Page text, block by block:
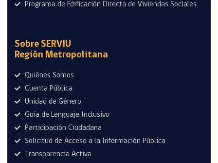
Programa de Edificación Directa de Viviendas Sociales
Sobre SERVIU
Región Metropolitana
Quiénes Somos
Cuenta Pública
Unidad de Género
Guía de Lenguaje Inclusivo
Participación Ciudadana
Solicitud de Acceso a la Información Pública
Transparencia Activa